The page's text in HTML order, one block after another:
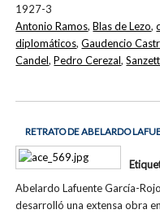
1927-3
Antonio Ramos,Blas de Lezo,
diplomáticos,Gaudencio
Candel,Pedro Cerezal,
RETRATO DE ABELARDO
Abelardo Lafuente García-
desarrolló una extensa obra